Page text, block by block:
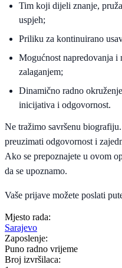
Tim koji dijeli znanje,
uspjeh;
Priliku za kontinuirano
Mogućnost napredovanja i
zalaganjem;
Dinamično radno
inicijativa i odgovornost.
Ne tražimo savršenu
preuzimati odgovornost i
Ako se prepoznajete u ovom
da se upoznamo.
Vaše prijave možete poslati
Mjesto rada:
Sarajevo
Zaposlenje:
Puno radno vrijeme
Broj izvršilaca: